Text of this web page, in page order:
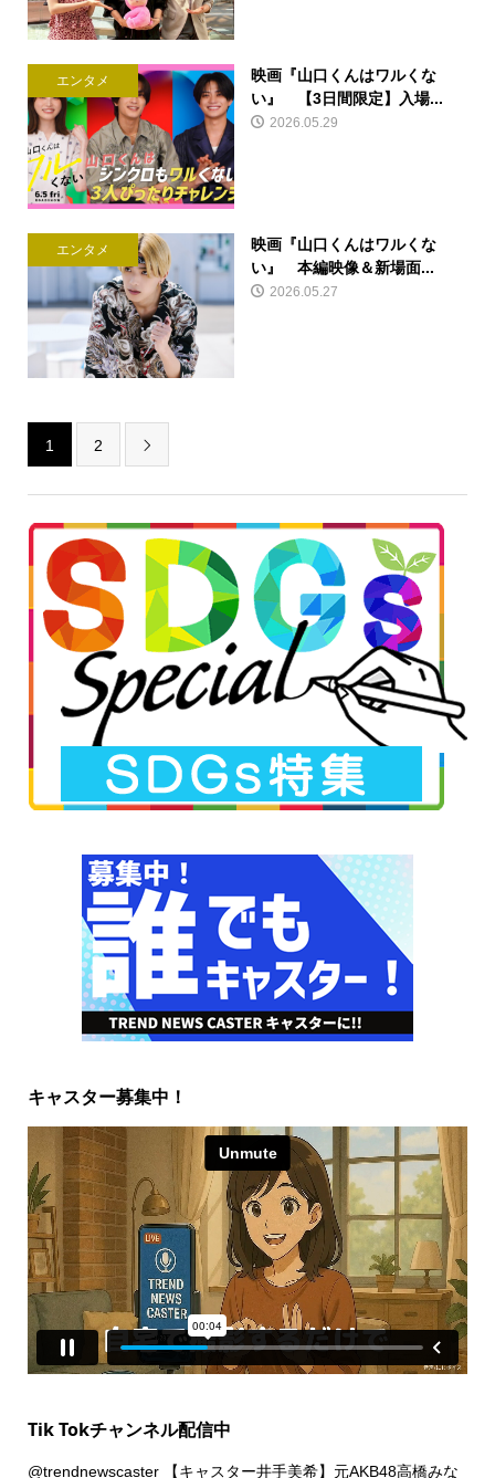
エンタメ
映画『山口くんはワルくな
い』 【3日間限定】入場...
2026.05.29
エンタメ
映画『山口くんはワルくな
い』 本編映像＆新場面...
2026.05.27
1 2 
キャスター募集中！
Tik Tokチャンネル配信中
@trendnewscaster【キャスター井手美希】元AKB48高橋みな